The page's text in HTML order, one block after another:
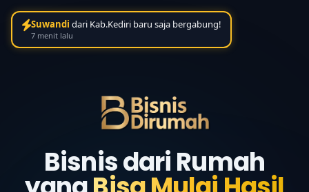
Suwandi dari Kab.Kediri baru saja bergabung!
7 menit lalu